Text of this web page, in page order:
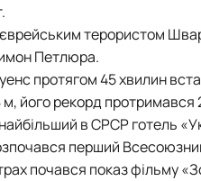
терористом
Петлюра.
протягом 45 хвилин
його рекорд протримався
в СPСР готель
перший
почався показ фільму